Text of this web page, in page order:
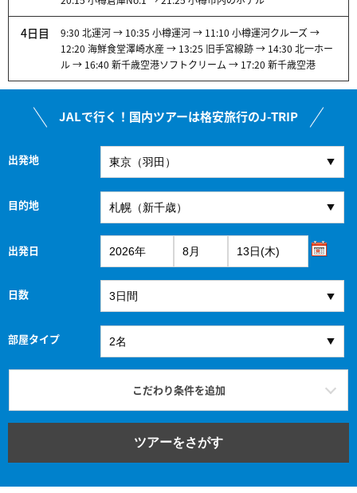
4日目
9:30 北運河 → 10:35 小樽運河 → 11:10 小樽運河クルーズ →
12:20 海鮮食堂澤崎水産 → 13:25 旧手宮線跡 → 14:30 北一ホー
ル → 16:40 新千歳空港ソフトクリーム → 17:20 新千歳空港
JALで行く！国内ツアーは格安旅行のJ-TRIP
出発地
目的地
出発日
日数
部屋タイプ
こだわり条件を追加
ツアーをさがす